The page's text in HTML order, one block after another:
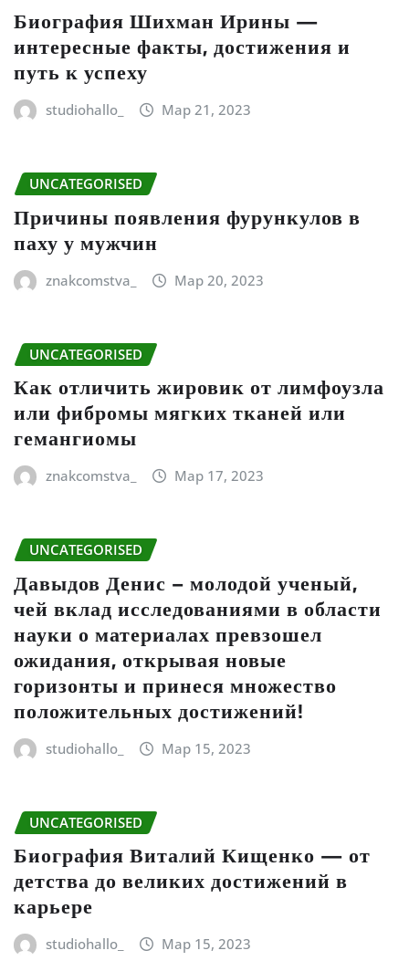
Биография Шихман Ирины —
интересные факты, достижения и
путь к успеху
studiohallo_ Мар 21, 2023
UNCATEGORISED
Причины появления фурункулов в
паху у мужчин
znakcomstva_ Мар 20, 2023
UNCATEGORISED
Как отличить жировик от лимфоузла
или фибромы мягких тканей или
гемангиомы
znakcomstva_ Мар 17, 2023
UNCATEGORISED
Давыдов Денис – молодой ученый,
чей вклад исследованиями в области
науки о материалах превзошел
ожидания, открывая новые
горизонты и принеся множество
положительных достижений!
studiohallo_ Мар 15, 2023
UNCATEGORISED
Биография Виталий Кищенко — от
детства до великих достижений в
карьере
studiohallo_ Мар 15, 2023